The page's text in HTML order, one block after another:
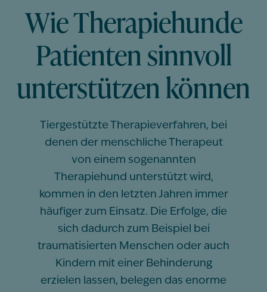
Wie Therapiehunde
Patienten sinnvoll
unterstützen können
Tiergestützte Therapieverfahren, bei
denen der menschliche Therapeut
von einem sogenannten
Therapiehund unterstützt wird,
kommen in den letzten Jahren immer
häufiger zum Einsatz. Die Erfolge, die
sich dadurch zum Beispiel bei
traumatisierten Menschen oder auch
Kindern mit einer Behinderung
erzielen lassen, belegen das enorme